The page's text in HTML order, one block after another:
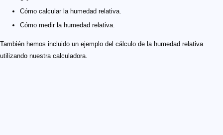
Cómo calcular la humedad relativa.
Cómo medir la humedad relativa.
También hemos incluido un ejemplo del cálculo de la humedad relativa
utilizando nuestra calculadora.